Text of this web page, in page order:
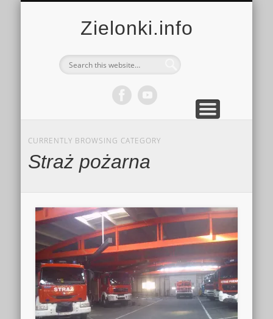
Zielonki.info
CURRENTLY BROWSING CATEGORY
Straż pożarna